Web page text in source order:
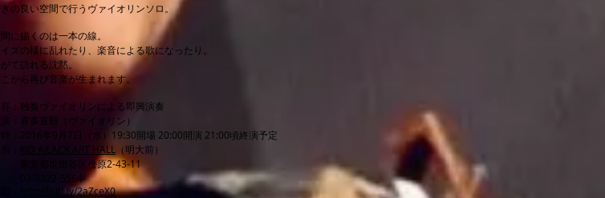
の良い空間で行うヴァイオリンソロ。
に描くのは一本の線。
イズの様に乱れたり、楽音による歌になったり。
て訪れる沈黙。
から再び音楽が生まれます。
：独奏ヴァイオリンによる即興演奏
演：喜多直毅（ヴァイオリン）
時：2016年9月7日（水）19:30開場 20:00開演 21:00頃終演予定
KID AILACK ART HALL
（明大前）
京都世田谷区松原2-43-11
3322-5564
http://buff.ly/2aZceX0